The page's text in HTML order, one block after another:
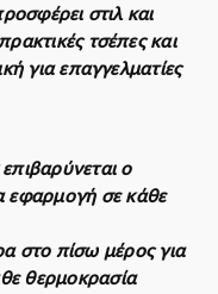
στιλ και
τσέπες και
για επαγγελματίες
ο
εφαρμογή σε κάθε
στο πίσω μέρος για
θερμοκρασία